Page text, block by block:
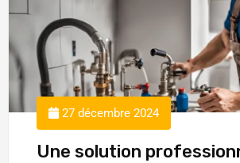
27 décembre 2024
Une solution